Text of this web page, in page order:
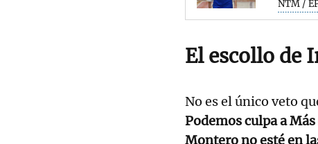
NTM /
El escollo de
No es el único veto
Podemos culpa a
Montero no esté en